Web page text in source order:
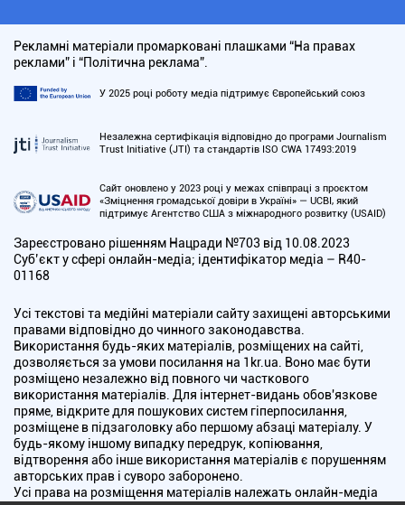
Рекламні матеріали промарковані плашками “На правах
реклами” і “Політична реклама”.
У 2025 році роботу медіа підтримує Європейський союз
Незалежна сертифікація відповідно до програми Journalism
Trust Initiative (JTI) та стандартів ISO CWA 17493:2019
Сайт оновлено у 2023 році у межах співпраці з проєктом
«Зміцнення громадської довіри в Україні» — UCBI, який
підтримує Агентство США з міжнародного розвитку (USAID)
Зареєстровано рішенням Нацради №703 від 10.08.2023
Cуб’єкт у сфері онлайн-медіа; ідентифікатор медіа – R40-
01168
Усі текстові та медійні матеріали сайту захищені авторськими
правами відповідно до чинного законодавства.
Використання будь-яких матеріалів, розміщених на сайті,
дозволяється за умови посилання на 1kr.ua. Воно має бути
розміщено незалежно від повного чи часткового
використання матеріалів. Для інтернет-видань обов'язкове
пряме, відкрите для пошукових систем гіперпосилання,
розміщене в підзаголовку або першому абзаці матеріалу. У
будь-якому іншому випадку передрук, копіювання,
відтворення або інше використання матеріалів є порушенням
авторських прав і суворо заборонено.
Усі права на розміщення матеріалів належать онлайн-медіа